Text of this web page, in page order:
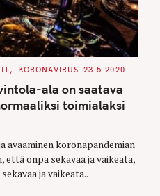
KORONAVIRUS 23.5.2020
ala on saatava
toimialaksi
avaaminen koronapandemian
onpa sekavaa ja vaikeata,
ja vaikeata..